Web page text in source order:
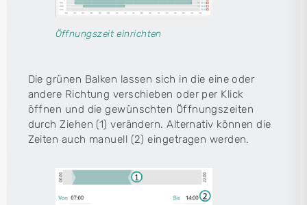
Öffnungszeit einrichten
Die grünen Balken lassen sich in die eine oder
andere Richtung verschieben oder per Klick
öffnen und die gewünschten Öffnungszeiten
durch Ziehen (1) verändern. Alternativ können die
Zeiten auch manuell (2) eingetragen werden.